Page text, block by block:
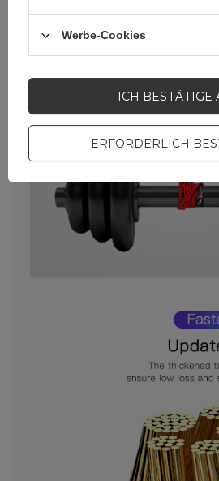
Werbe-Cookies
ERFORDERLICH
ICH BESTÄTIGE